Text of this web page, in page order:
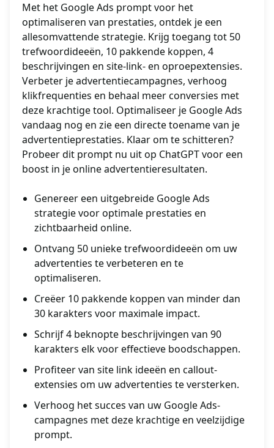
Met het Google Ads prompt voor het
optimaliseren van prestaties, ontdek je een
allesomvattende strategie. Krijg toegang tot 50
trefwoordideeën, 10 pakkende koppen, 4
beschrijvingen en site-link- en oproepextensies.
Verbeter je advertentiecampagnes, verhoog
klikfrequenties en behaal meer conversies met
deze krachtige tool. Optimaliseer je Google Ads
vandaag nog en zie een directe toename van je
advertentieprestaties. Klaar om te schitteren?
Probeer dit prompt nu uit op ChatGPT voor een
boost in je online advertentieresultaten.
Genereer een uitgebreide Google Ads
strategie voor optimale prestaties en
zichtbaarheid online.
Ontvang 50 unieke trefwoordideeën om uw
advertenties te verbeteren en te
optimaliseren.
Creëer 10 pakkende koppen van minder dan
30 karakters voor maximale impact.
Schrijf 4 beknopte beschrijvingen van 90
karakters elk voor effectieve boodschappen.
Profiteer van site link ideeën en callout-
extensies om uw advertenties te versterken.
Verhoog het succes van uw Google Ads-
campagnes met deze krachtige en veelzijdige
prompt.